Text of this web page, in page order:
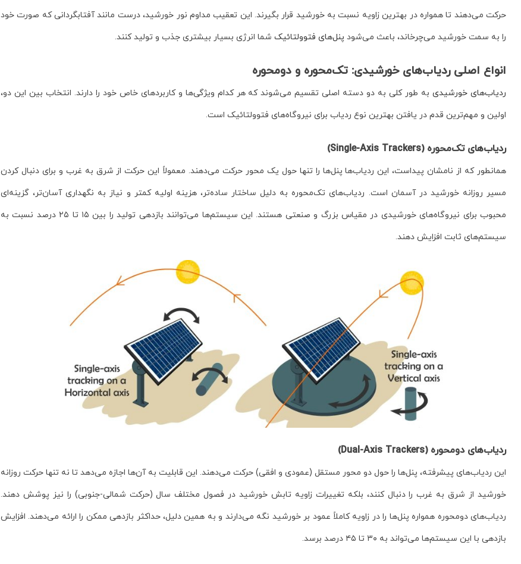
حرکت می‌دهند تا همواره در بهترین زاویه نسبت به خورشید قرار بگیرند. این تعقیب مداوم نور خورشید، درست مانند آفتابگردانی که صورت خود
را به سمت خورشید می‌چرخاند، باعث می‌شود پنل‌های فتوولتائیک شما انرژی بسیار بیشتری جذب و تولید کنند.
انواع اصلی ردیاب‌های خورشیدی: تک‌محوره و دومحوره
ردیاب‌های خورشیدیبه طور کلی به دو دسته اصلی تقسیم می‌شوند که هر کدام ویژگی‌ها و کاربردهای خاص خود را دارند. انتخاب بین این دو،
اولین و مهم‌ترین قدم در یافتن بهترین نوع ردیاب برای نیروگاه‌های فتوولتائیک است.
ردیاب‌های تک‌محوره (Single-Axis Trackers)
همانطور که از نامشان پیداست، این ردیاب‌ها پنل‌ها را تنها حول یک محور حرکت می‌دهند. معمولاً این حرکت از شرق به غرب و برای دنبال کردن
مسیر روزانه خورشید در آسمان است. ردیاب‌های تک‌محوره به دلیل ساختار ساده‌تر، هزینه اولیه کمتر و نیاز به نگهداری آسان‌تر، گزینه‌ای
محبوب برای نیروگاه‌های خورشیدی در مقیاس بزرگ و صنعتی هستند. این سیستم‌ها می‌توانند بازدهی تولید را بین ۱۵ تا ۲۵ درصد نسبت به
سیستم‌های ثابت افزایش دهند.
ردیاب‌های دومحوره (Dual-Axis Trackers)
این ردیاب‌های پیشرفته، پنل‌ها را حول دو محور مستقل (عمودی و افقی) حرکت می‌دهند. این قابلیت به آن‌ها اجازه می‌دهد تا نه تنها حرکت روزانه
خورشید از شرق به غرب را دنبال کنند، بلکه تغییرات زاویه تابش خورشید در فصول مختلف سال (حرکت شمالی-جنوبی) را نیز پوشش دهند.
ردیاب‌های دومحوره همواره پنل‌ها را در زاویه کاملاً عمود بر خورشید نگه می‌دارند و به همین دلیل، حداکثر بازدهی ممکن را ارائه می‌دهند. افزایش
بازدهی با این سیستم‌ها می‌تواند به ۳۰ تا ۴۵ درصد برسد.